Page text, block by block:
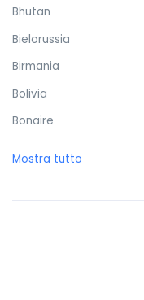
Bhutan
Bielorussia
Birmania
Bolivia
Bonaire
Brasile
Mostra tutto